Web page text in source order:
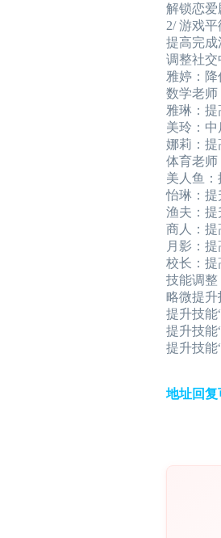
解锁恋爱
2/ 游戏平
提高完成
调整社交
雅婷：降
数学老师
雅琳：提
美玲：中
娜莉：提
体育老师
美人鱼：
怡琳：提
渔夫：提
商人：提
月影：提
校长：提
技能调整
略微提升
提升技能
提升技能
提升技能
地址回复